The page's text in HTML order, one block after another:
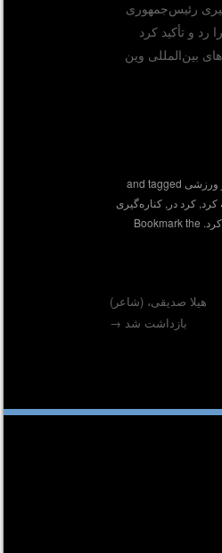
رئیس‌جمهوری
قدرت در مارس ۲۰۱۷ را رد و تأکید کرد
بین‌المللی وین
ورزشیand tagged
,کرد در, کناره‌گیری
. Bookmark the
هیلا صدیقی، (شاعر)
بازداشت شد→